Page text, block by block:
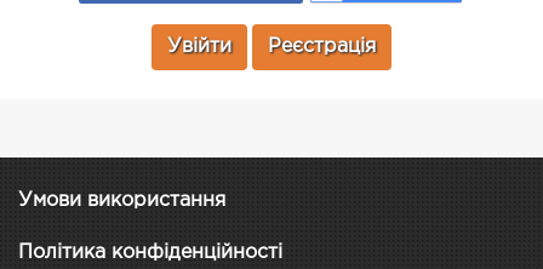
Увійти Реєстрація
Умови використання
Політика конфіденційності